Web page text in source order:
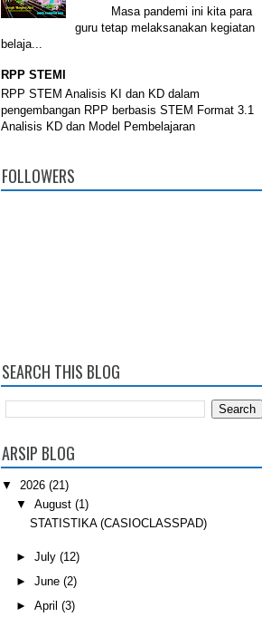
Masa pandemi ini kita para
guru tetap melaksanakan kegiatan
belaja...
RPP STEMI
RPP STEM Analisis KI dan KD dalam
pengembangan RPP berbasis STEM Format 3.1
Analisis KD dan Model Pembelajaran
FOLLOWERS
SEARCH THIS BLOG
ARSIP BLOG
▼ 2026 (21)
▼
August (1)
STATISTIKA (CASIOCLASSPAD)
► July (12)
► June (2)
► April (3)